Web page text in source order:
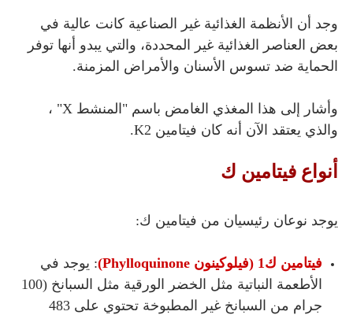
وجد أن الأنظمة الغذائية غير الصناعية كانت عالية في
بعض العناصر الغذائية غير المحددة، والتي يبدو أنها توفر
الحماية ضد تسوس الأسنان والأمراض المزمنة.
وأشار إلى هذا المغذي الغامض باسم "المنشط X" ،
والذي يعتقد الآن أنه كان فيتامين K2.
أنواع فيتامين ك
يوجد نوعان رئيسيان من فيتامين ك:
فيتامين ك1 (فيلوكينون Phylloquinone)
: يوجد في
الأطعمة النباتية مثل الخضر الورقية مثل السبانخ (100
جرام من السبانخ غير المطبوخة تحتوي على 483